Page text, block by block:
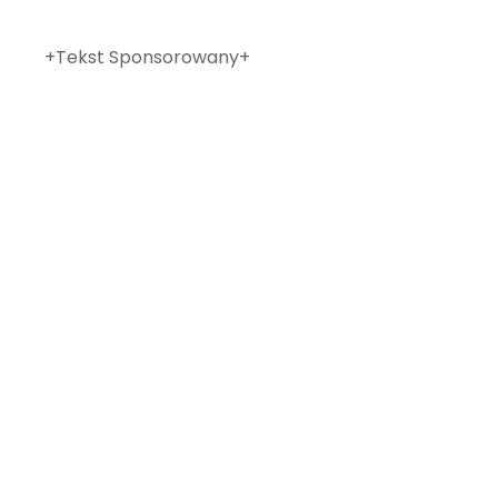
+Tekst Sponsorowany+